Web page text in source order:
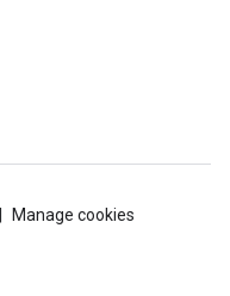
Manage cookies